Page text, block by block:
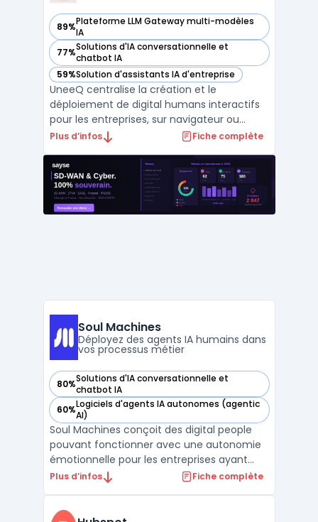
89%Plateforme LLM Gateway multi-modèles
IA
— voir UneeQ dans cette catégorie
77%Solutions d'IA conversationnelle et
chatbot IA
— voir UneeQ dans cette catégorie
59%Solution d'assistants IA d'entreprise
— voir UneeQ dans cette catégorie
UneeQ centralise la création et le
déploiement de digital humans interactifs
pour les entreprises, sur navigateur ou
mobile. Cette solution s’adresse aux
interaction en temps réel dans les parcours
clients, la formation ou la relation d’accueil.
Les usages p ...
Plus d’infos Fiche complète
Soul Machines
Déployez des agents IA humains dans
vos processus métier
80%Solutions d'IA conversationnelle et
chatbot IA
— voir Soul Machines dans cette catégorie
60%Logiciels d'agents IA autonomes (agentic
AI)
— voir Soul Machines dans cette catégorie
Soul Machines conçoit des digital people
pouvant fonctionner avec une autonomie
émotionnelle pour les entreprises ayant
pour objectif d’intégrer des agents IA dans
œuvre des agents humains virtuels pour la
Plus d’infos Fiche complète